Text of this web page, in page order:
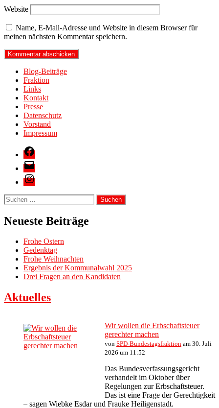
Website
Name, E-Mail-Adresse und Website in diesem Browser für
meinen nächsten Kommentar speichern.
Blog-Beiträge
Fraktion
Links
Kontakt
Presse
Datenschutz
Vorstand
Impressum
Facebook
E-
Mail
Instagram
Suche
nach:
Neueste Beiträge
Frohe Ostern
Gedenktag
Frohe Weihnachten
Ergebnis der Kommunalwahl 2025
Drei Fragen an den Kandidaten
Aktuelles
Wir wollen die Erbschaftsteuer
gerechter machen
von SPD-Bundestagsfraktion am 30. Juli
2026 um 11:52
Das Bundesverfassungsgericht
verhandelt im Oktober über
Regelungen zur Erbschaftsteuer.
Das ist eine Frage der Gerechtigkeit
– sagen Wiebke Esdar und Frauke Heiligenstadt.